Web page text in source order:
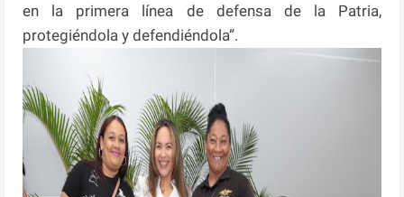
en la primera línea de defensa de la Patria,
protegiéndola y defendiéndola”.